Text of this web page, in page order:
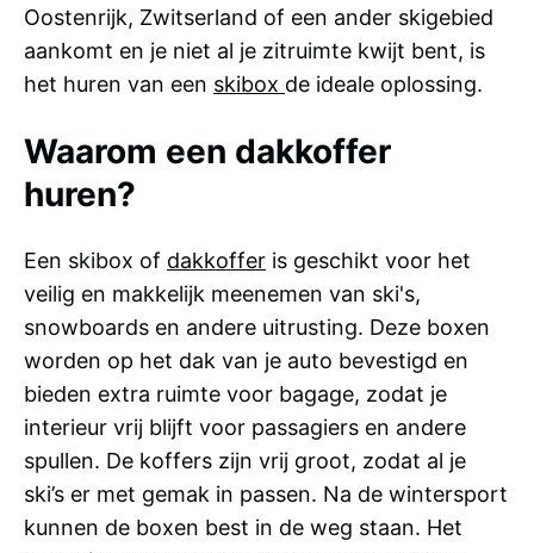
Oostenrijk, Zwitserland of een ander skigebied
aankomt en je niet al je zitruimte kwijt bent, is
het huren van een skibox de ideale oplossing.
Waarom een dakkoffer
huren?
Een skibox of dakkoffer is geschikt voor het
veilig en makkelijk meenemen van ski's,
snowboards en andere uitrusting. Deze boxen
worden op het dak van je auto bevestigd en
bieden extra ruimte voor bagage, zodat je
interieur vrij blijft voor passagiers en andere
spullen. De koffers zijn vrij groot, zodat al je
ski’s er met gemak in passen. Na de wintersport
kunnen de boxen best in de weg staan. Het